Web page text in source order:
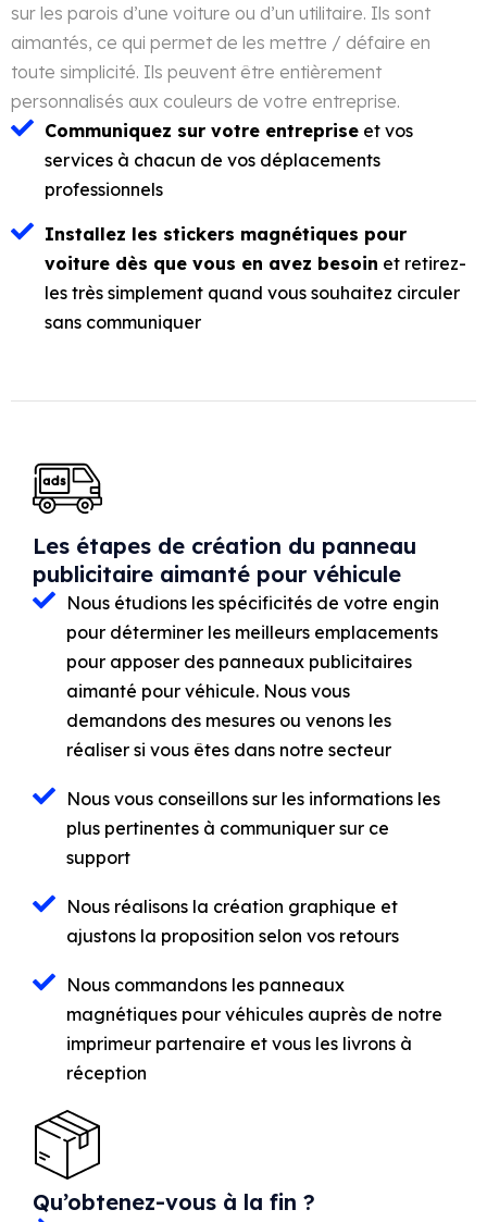
sur les parois d’une voiture ou d’un utilitaire. Ils sont
aimantés, ce qui permet de les mettre / défaire en
toute simplicité. Ils peuvent être entièrement
personnalisés aux couleurs de votre entreprise.
Communiquez sur votre entreprise et vos
services à chacun de vos déplacements
professionnels
Installez les stickers magnétiques pour
voiture dès que vous en avez besoin et retirez-
les très simplement quand vous souhaitez circuler
sans communiquer
Les étapes de création du panneau
publicitaire aimanté pour véhicule
Nous étudions les spécificités de votre engin
pour déterminer les meilleurs emplacements
pour apposer des panneaux publicitaires
aimanté pour véhicule. Nous vous
demandons des mesures ou venons les
réaliser si vous êtes dans notre secteur
Nous vous conseillons sur les informations les
plus pertinentes à communiquer sur ce
support
Nous réalisons la création graphique et
ajustons la proposition selon vos retours
Nous commandons les panneaux
magnétiques pour véhicules auprès de notre
imprimeur partenaire et vous les livrons à
réception
Qu’obtenez-vous à la fin ?